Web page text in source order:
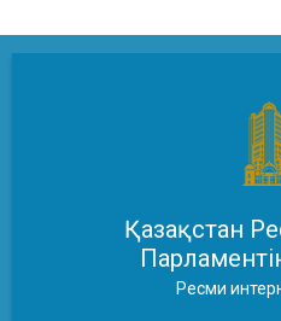
Қазақстан
Ресми